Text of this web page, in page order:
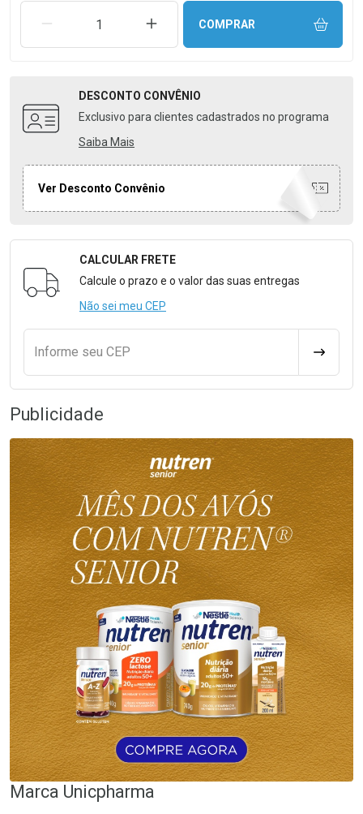
REMOVER UMA UNIDADEAUMENTAR UMA UNIDADE
COMPRAR
DESCONTO CONVÊNIO
Exclusivo para clientes cadastrados no programa
Saiba Mais
Ver Desconto Convênio
Formulário para Calcular o Frete
CALCULAR FRETE
Calcule o prazo e o valor das suas entregas
Não sei meu CEP
Informe seu CEP
Publicidade
Marca Unicpharma